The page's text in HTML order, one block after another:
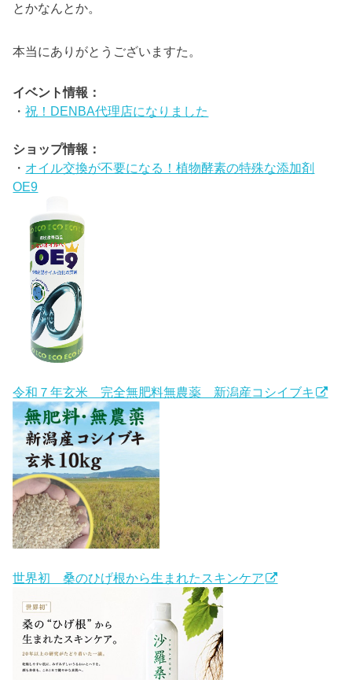
とかなんとか。
本当にありがとうございますた。
イベント情報：
・祝！DENBA代理店になりました
ショップ情報：
・ オイル交換が不要になる！植物酵素の特殊な添加剤
OE9
令和７年玄米 完全無肥料無農薬 新潟産コシイブキ
世界初 桑のひげ根から生まれたスキンケア